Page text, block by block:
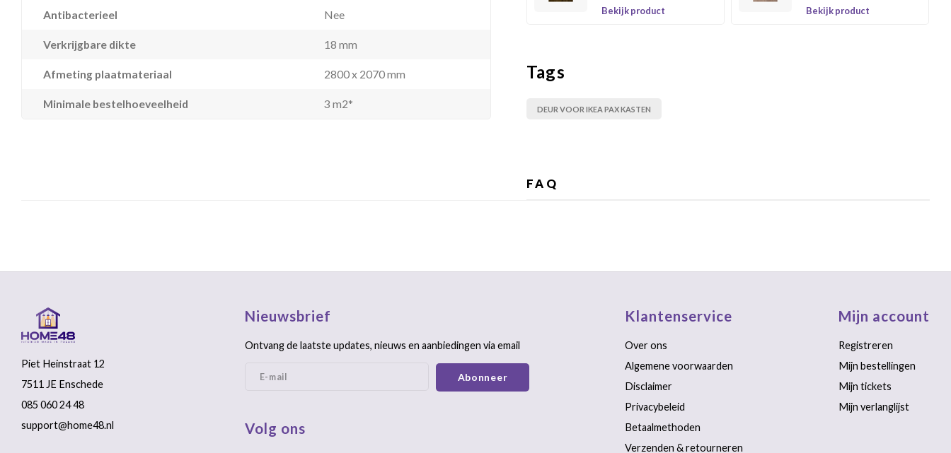
Antibacterieel Nee
Verkrijgbare dikte 18 mm
Afmeting plaatmateriaal 2800 x 2070 mm
Minimale bestelhoeveelheid 3 m2*
Bekijk product
Bekijk product
Tags
DEUR VOOR IKEA PAX KASTEN
FAQ
Piet Heinstraat 12
7511 JE Enschede
085 060 24 48
support@home48.nl
Nieuwsbrief
Ontvang de laatste updates, nieuws en aanbiedingen via email
Abonneer
Volg ons
Klantenservice
Over ons
Algemene voorwaarden
Disclaimer
Privacybeleid
Betaalmethoden
Verzenden & retourneren
Mijn account
Registreren
Mijn bestellingen
Mijn tickets
Mijn verlanglijst